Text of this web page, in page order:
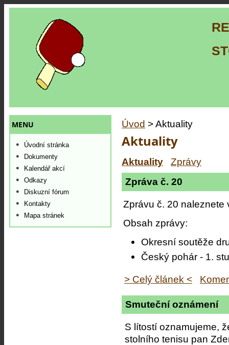
Úvod > Aktuality
Aktuality
Aktuality
Zprávy
Zpráva č. 20
Zprávu č. 20 naleznete
Obsah zprávy:
Okresní soutěže
Český pohár - 1.
> Celý článek <
Smuteční oznámení
S lítostí oznamujeme,
stolního tenisu pan
MENU
Úvodní stránka
Dokumenty
Kalendář akcí
Odkazy
Diskuzní fórum
Kontakty
Mapa stránek